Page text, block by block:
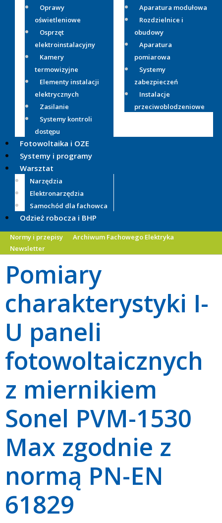
Oprawy
oświetleniowe
Osprzęt
elektroinstalacyjny
Kamery
termowizyjne
Elementy instalacji
elektrycznych
Zasilanie
Systemy kontroli
dostępu
Aparatura modułowa
Rozdzielnice i
obudowy
Aparatura
pomiarowa
Systemy
zabezpieczeń
Instalacje
przeciwoblodzeniowe
Fotowoltaika i OZE
Systemy i programy
Warsztat
Narzędzia
Elektronarzędzia
Samochód dla fachowca
Odzież robocza i BHP
Normy i przepisy
Archiwum Fachowego Elektryka
Newsletter
Pomiary
charakterystyki I-
U paneli
fotowoltaicznych
z miernikiem
Sonel PVM-1530
Max zgodnie z
normą PN-EN
61829